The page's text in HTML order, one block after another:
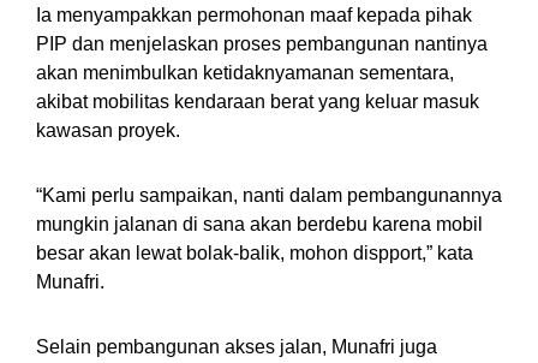
Ia menyampakkan permohonan maaf kepada pihak
PIP dan menjelaskan proses pembangunan nantinya
akan menimbulkan ketidaknyamanan sementara,
akibat mobilitas kendaraan berat yang keluar masuk
kawasan proyek.
“Kami perlu sampaikan, nanti dalam pembangunannya
mungkin jalanan di sana akan berdebu karena mobil
besar akan lewat bolak-balik, mohon dispport,” kata
Munafri.
Selain pembangunan akses jalan, Munafri juga